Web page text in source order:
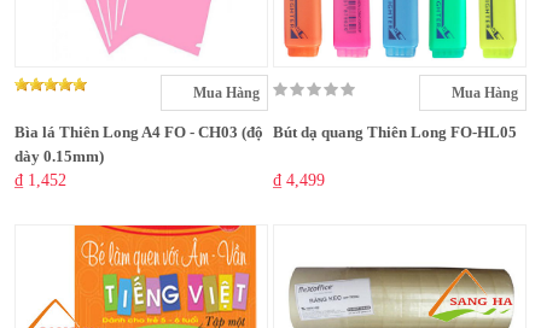
Mua Hàng
Bìa lá Thiên Long A4 FO - CH03 (độ
dày 0.15mm)
₫ 1,452
Mua Hàng
Bút dạ quang Thiên Long FO-HL05
₫ 4,499